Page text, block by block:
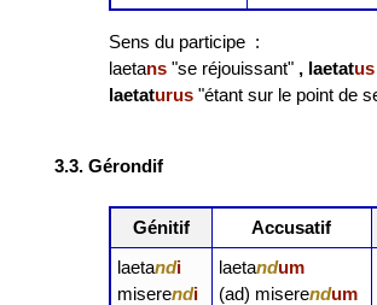
Sens du participe :
laetans "se réjouissant" , laetatus
laetaturus "étant sur le point de
3.3. Gérondif
Génitif Accusatif
laetandi
miserendi
laetandum
(ad) miserendum